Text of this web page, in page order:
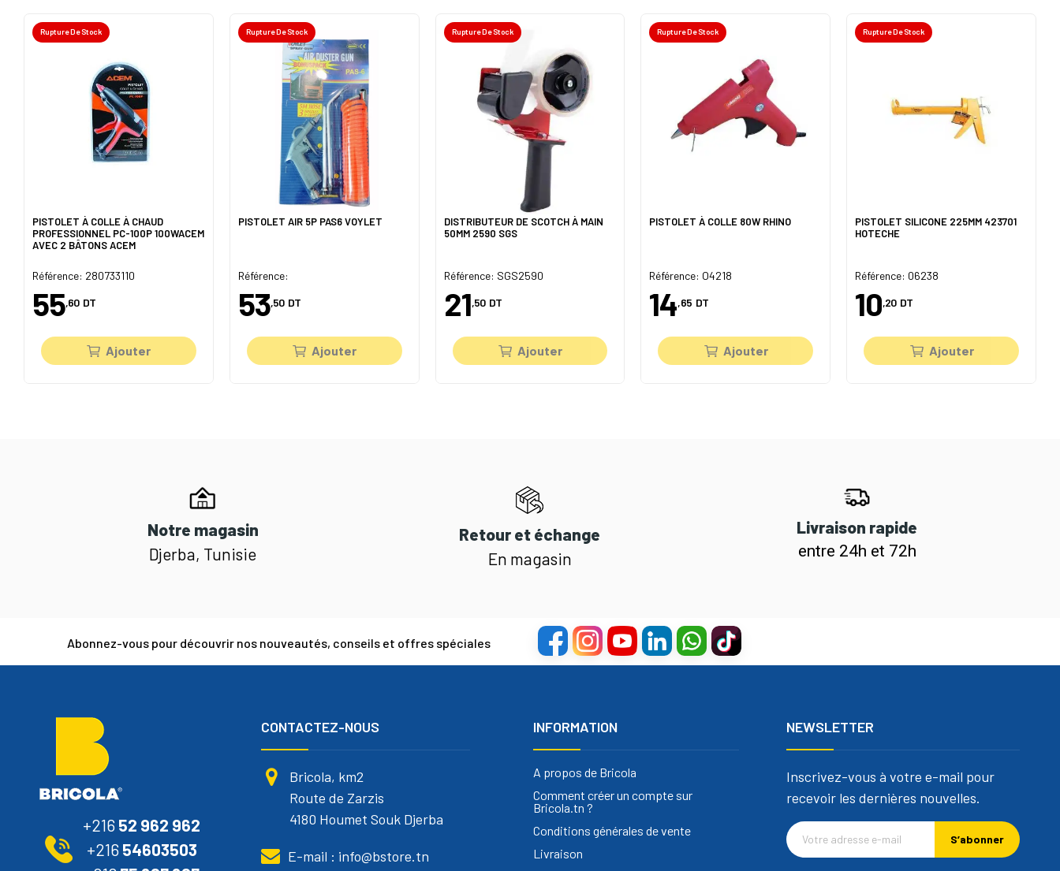
Rupture De Stock
PISTOLET À COLLE À CHAUD
PROFESSIONNEL PC-100P 100WACEM
AVEC 2 BÂTONS ACEM
Référence: 280733110
55,60 DT
Ajouter
Rupture De Stock
PISTOLET AIR 5P PAS6 VOYLET
Référence:
53,50 DT
Ajouter
Rupture De Stock
DISTRIBUTEUR DE SCOTCH À MAIN
50MM 2590 SGS
Référence: SGS2590
21,50 DT
Ajouter
Rupture De Stock
PISTOLET À COLLE 80W RHINO
Référence: O4218
14,65 DT
Ajouter
Rupture De Stock
PISTOLET SILICONE 225MM 423701
HOTECHE
Référence: 06238
10,20 DT
Ajouter
Notre magasin
Djerba, Tunisie
Retour et échange
En magasin
Livraison rapide
entre 24h et 72h
Abonnez-vous pour découvrir nos nouveautés, conseils et offres spéciales
+216 52 962 962
+216 54603503
CONTACTEZ-NOUS
Bricola, km2
Route de Zarzis
4180 Houmet Souk Djerba
E-mail : info@bstore.tn
INFORMATION
A propos de Bricola
Comment créer un compte sur
Bricola.tn ?
Conditions générales de vente
Livraison
NEWSLETTER
Inscrivez-vous à votre e-mail pour
recevoir les dernières nouvelles.
S’abonner